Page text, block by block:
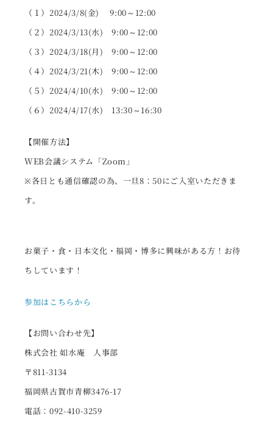
（１）2024/3/8(金) 9:00～12:00
（２）2024/3/13(水) 9:00～12:00
（３）2024/3/18(月) 9:00～12:00
（４）2024/3/21(木) 9:00～12:00
（５）2024/4/10(水) 9:00～12:00
（６）2024/4/17(水) 13:30～16:30
【開催方法】
WEB会議システム「Zoom」
※各日とも通信確認の為、一旦8：50にご入室いただきま
す。
お菓子・食・日本文化・福岡・博多に興味がある方！お待
ちしています！
参加はこちらから
【お問い合わせ先】
株式会社 如水庵 人事部
〒811-3134
福岡県古賀市青柳3476-17
電話：092-410-3259